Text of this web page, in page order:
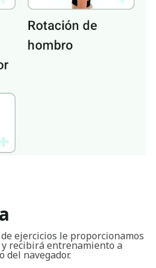
ejercicios le proporcionamos
recibirá entrenamiento a
del navegador.